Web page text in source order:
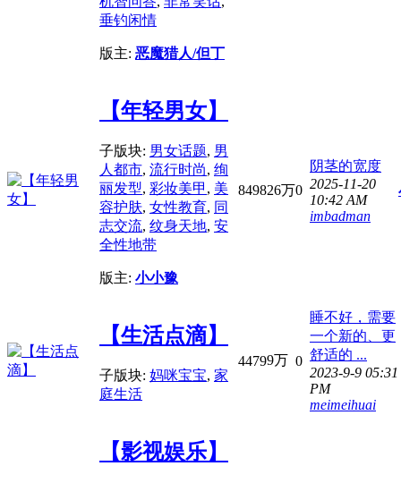
垂钓闲情
版主: 恶魔猎人/但丁
【年轻男女】
子版块: 男女话题, 男
人都市, 流行时尚, 绚
丽发型, 彩妆美甲 , 美
容护肤, 女性教育, 同
志交流, 纹身天地, 安
全性地带
版主: 小小豫
849826万0
阴茎的宽度
2025-11-20
10:42 AM
imbadman
【生活点滴】
子版块: 妈咪宝宝, 家
庭生活
44799万 0
睡不好，需要
一个新的、更
舒适的 ...
2023-9-9 05:31
PM
meimeihuai
【影视娱乐】